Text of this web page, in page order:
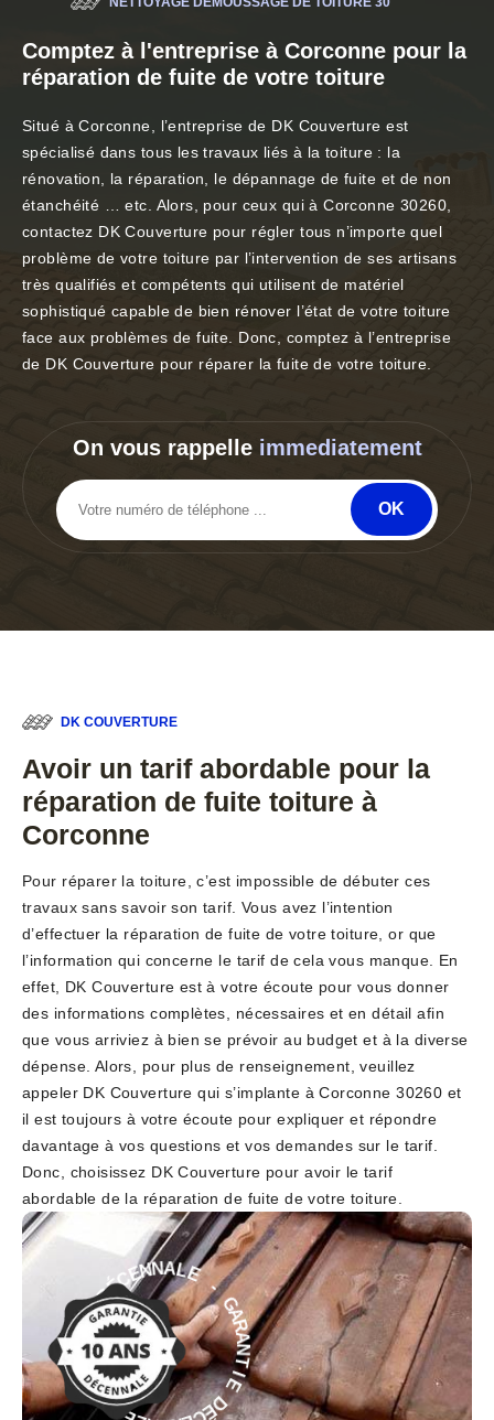
Comptez à l'entreprise à Corconne pour la
réparation de fuite de votre toiture
Situé à Corconne, l’entreprise de DK Couverture est
spécialisé dans tous les travaux liés à la toiture : la
rénovation, la réparation, le dépannage de fuite et de non
étanchéité … etc. Alors, pour ceux qui à Corconne 30260,
contactez DK Couverture pour régler tous n’importe quel
problème de votre toiture par l’intervention de ses artisans
très qualifiés et compétents qui utilisent de matériel
sophistiqué capable de bien rénover l’état de votre toiture
face aux problèmes de fuite. Donc, comptez à l’entreprise
de DK Couverture pour réparer la fuite de votre toiture.
On vous rappelle immediatement
DK COUVERTURE
Avoir un tarif abordable pour la
réparation de fuite toiture à
Corconne
Pour réparer la toiture, c’est impossible de débuter ces
travaux sans savoir son tarif. Vous avez l’intention
d’effectuer la réparation de fuite de votre toiture, or que
l’information qui concerne le tarif de cela vous manque. En
effet, DK Couverture est à votre écoute pour vous donner
des informations complètes, nécessaires et en détail afin
que vous arriviez à bien se prévoir au budget et à la diverse
dépense. Alors, pour plus de renseignement, veuillez
appeler DK Couverture qui s’implante à Corconne 30260 et
il est toujours à votre écoute pour expliquer et répondre
davantage à vos questions et vos demandes sur le tarif.
Donc, choisissez DK Couverture pour avoir le tarif
abordable de la réparation de fuite de votre toiture.
R
A
N
T
I
E
D
É
C
E
NNALE - GAR
A
N
T
I
E
D
É
C
E
N
N